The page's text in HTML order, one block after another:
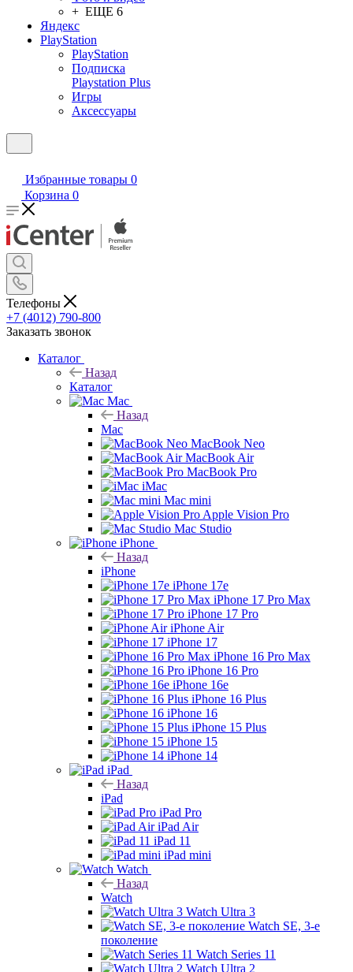
+ ЕЩЕ 6
Яндекс
PlayStation
PlayStation
Подписка
Playstation Plus
Игры
Аксессуары
Избранные товары 0
Корзина 0
Телефоны
+7 (4012) 790-800
Заказать звонок
Каталог
Назад
Каталог
Mac
Назад
Mac
MacBook Neo
MacBook Air
MacBook Pro
iMac
Mac mini
Apple Vision Pro
Mac Studio
iPhone
Назад
iPhone
iPhone 17e
iPhone 17 Pro Max
iPhone 17 Pro
iPhone Air
iPhone 17
iPhone 16 Pro Max
iPhone 16 Pro
iPhone 16e
iPhone 16 Plus
iPhone 16
iPhone 15 Plus
iPhone 15
iPhone 14
iPad
Назад
iPad
iPad Pro
iPad Air
iPad 11
iPad mini
Watch
Назад
Watch
Watch Ultra 3
Watch SE, 3-е
поколение
Watch Series 11
Watch Ultra 2